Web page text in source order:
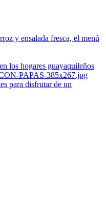
y ensalada fresca, el menú
los hogares guayaquileños
para disfrutar de un